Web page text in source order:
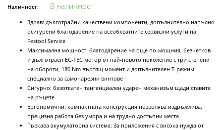
Наличност: В наличност
Здрав: дълготрайни качествени компоненти, допълнително напълно
осигурени благодарение на всеобхватните сервизни услуги на
Festool Service
Максимална мощност: благодарение на още по-мощния, безчетков
и дълготраен ЕС-ТЕС мотор от най-новото поколение с три степени
на обороти, 180 Nm въртящ момент и допълнителен Т-режим
специално за самонарезни винтове
Сигурно: безоткатен тангенциален ударен механизъм щади ставите
на ръцете
Ергономични: компактната конструкция позволява издръжлива,
прецизна работа без умора и на трудно достъпни места
Гъвкава акумулаторна система: За приложения с висока нужда от